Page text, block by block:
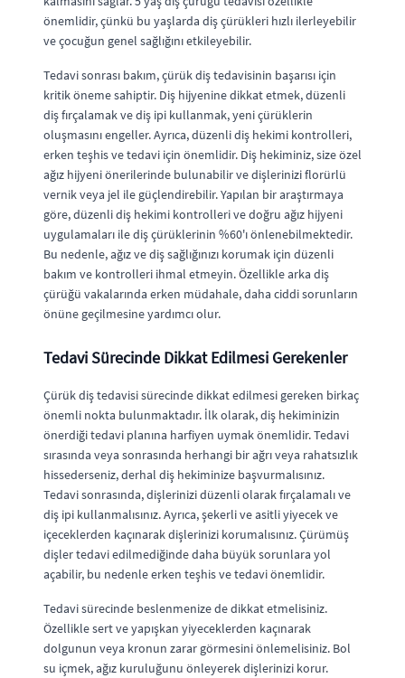
önemlidir, çünkü bu yaşlarda diş çürükleri hızlı ilerleyebilir
ve çocuğun genel sağlığını etkileyebilir.
Tedavi sonrası bakım, çürük diş tedavisinin başarısı için
kritik öneme sahiptir. Diş hijyenine dikkat etmek, düzenli
diş fırçalamak ve diş ipi kullanmak, yeni çürüklerin
oluşmasını engeller. Ayrıca, düzenli diş hekimi kontrolleri,
erken teşhis ve tedavi için önemlidir. Diş hekiminiz, size özel
ağız hijyeni önerilerinde bulunabilir ve dişlerinizi florürlü
vernik veya jel ile güçlendirebilir. Yapılan bir araştırmaya
göre, düzenli diş hekimi kontrolleri ve doğru ağız hijyeni
uygulamaları ile diş çürüklerinin %60'ı önlenebilmektedir.
Bu nedenle, ağız ve diş sağlığınızı korumak için düzenli
bakım ve kontrolleri ihmal etmeyin. Özellikle arka diş
çürüğü vakalarında erken müdahale, daha ciddi sorunların
önüne geçilmesine yardımcı olur.
Tedavi Sürecinde Dikkat Edilmesi Gerekenler
Çürük diş tedavisi sürecinde dikkat edilmesi gereken birkaç
önemli nokta bulunmaktadır. İlk olarak, diş hekiminizin
önerdiği tedavi planına harfiyen uymak önemlidir. Tedavi
sırasında veya sonrasında herhangi bir ağrı veya rahatsızlık
hissederseniz, derhal diş hekiminize başvurmalısınız.
Tedavi sonrasında, dişlerinizi düzenli olarak fırçalamalı ve
diş ipi kullanmalısınız. Ayrıca, şekerli ve asitli yiyecek ve
içeceklerden kaçınarak dişlerinizi korumalısınız. Çürümüş
dişler tedavi edilmediğinde daha büyük sorunlara yol
açabilir, bu nedenle erken teşhis ve tedavi önemlidir.
Tedavi sürecinde beslenmenize de dikkat etmelisiniz.
Özellikle sert ve yapışkan yiyeceklerden kaçınarak
dolgunun veya kronun zarar görmesini önlemelisiniz. Bol
su içmek, ağız kuruluğunu önleyerek dişlerinizi korur.